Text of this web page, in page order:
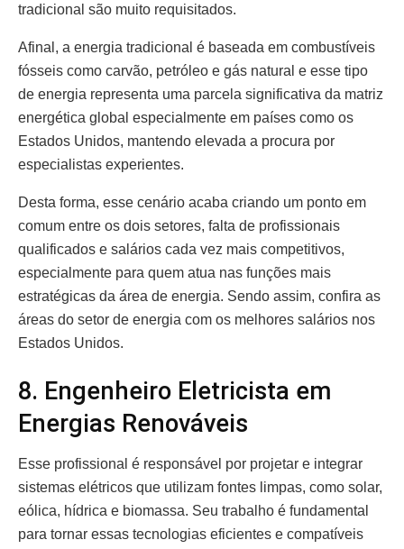
tradicional são muito requisitados.
Afinal, a energia tradicional é baseada em combustíveis
fósseis como carvão, petróleo e gás natural e esse tipo
de energia representa uma parcela significativa da matriz
energética global especialmente em países como os
Estados Unidos, mantendo elevada a procura por
especialistas experientes.
Desta forma, esse cenário acaba criando um ponto em
comum entre os dois setores, falta de profissionais
qualificados e salários cada vez mais competitivos,
especialmente para quem atua nas funções mais
estratégicas da área de energia. Sendo assim, confira as
áreas do setor de energia com os melhores salários nos
Estados Unidos.
8. Engenheiro Eletricista em
Energias Renováveis
Esse profissional é responsável por projetar e integrar
sistemas elétricos que utilizam fontes limpas, como solar,
eólica, hídrica e biomassa. Seu trabalho é fundamental
para tornar essas tecnologias eficientes e compatíveis